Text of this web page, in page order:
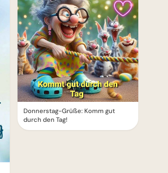
Donnerstag-Grüße: Komm gut
durch den Tag!